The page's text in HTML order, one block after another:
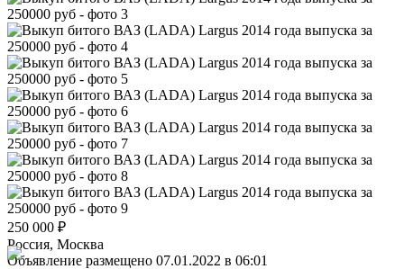
250 000 ₽
Россия, Москва
Объявление размещено 07.01.2022 в 06:01